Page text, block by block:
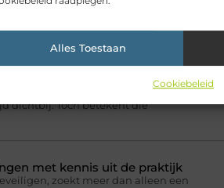
Alles Toestaan
Cookiebeleid
zijn, maar ons toch steeds
een bericht sturen, een foto delen of
onze telefoons zijn
dichtbij. Toch betekent die
met kennis uit de praktijk
zoekt meer dan alleen een